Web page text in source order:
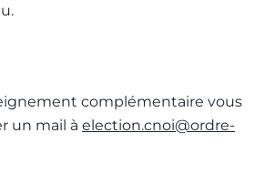
complémentaire vous
un mail à election.cnoi@ordre-